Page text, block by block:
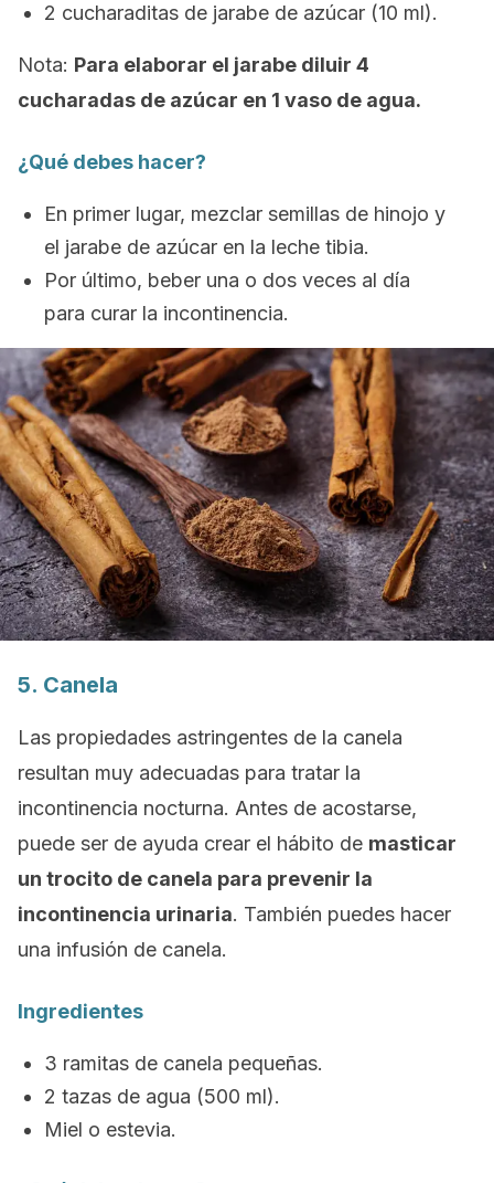
2 cucharaditas de jarabe de azúcar (10 ml).
Nota: Para elaborar el jarabe diluir 4
cucharadas de azúcar en 1 vaso de agua.
¿Qué debes hacer?
En primer lugar, mezclar semillas de hinojo y
el jarabe de azúcar en la leche tibia.
Por último, beber una o dos veces al día
para curar la incontinencia.
5. Canela
Las propiedades astringentes de la canela
resultan muy adecuadas para tratar la
incontinencia nocturna. Antes de acostarse,
puede ser de ayuda crear el hábito de masticar
un trocito de canela para prevenir la
incontinencia urinaria. También puedes hacer
una infusión de canela.
Ingredientes
3 ramitas de canela pequeñas.
2 tazas de agua (500 ml).
Miel o estevia.